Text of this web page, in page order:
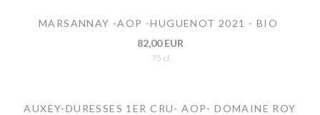
MARSANNAY -AOP -HUGUENOT 2021 - BIO
82,00 EUR
75 cl
AUXEY-DURESSES 1ER CRU- AOP- DOMAINE ROY